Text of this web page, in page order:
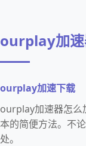
ourplay加速
ourplay加速下载
ourplay加速器怎么
本的简便方法。不
处。